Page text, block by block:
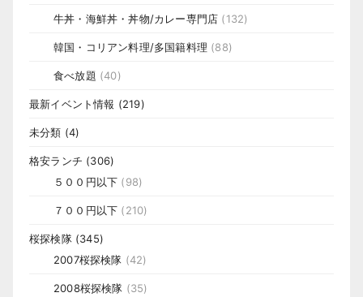
牛丼・海鮮丼・丼物/カレー専門店 (132)
韓国・コリアン料理/多国籍料理 (88)
食べ放題 (40)
最新イベント情報 (219)
未分類 (4)
格安ランチ (306)
５００円以下 (98)
７００円以下 (210)
桜探検隊(345)
2007桜探検隊 (42)
2008桜探検隊 (35)